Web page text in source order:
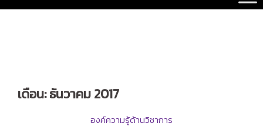
เดือน:ธันวาคม 2017
องค์ความรู้ด้านวิชาการ